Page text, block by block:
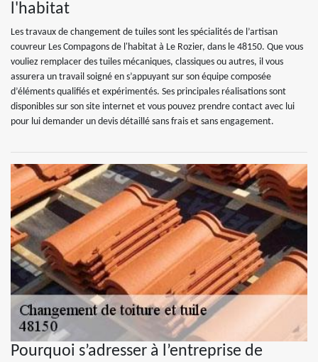
l'habitat
Les travaux de changement de tuiles sont les spécialités de l’artisan
couvreur Les Compagons de l'habitat à Le Rozier, dans le 48150. Que vous
vouliez remplacer des tuiles mécaniques, classiques ou autres, il vous
assurera un travail soigné en s’appuyant sur son équipe composée
d’éléments qualifiés et expérimentés. Ses principales réalisations sont
disponibles sur son site internet et vous pouvez prendre contact avec lui
pour lui demander un devis détaillé sans frais et sans engagement.
Pourquoi s’adresser à l’entreprise de